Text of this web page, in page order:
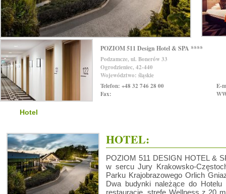
POZIOM 511 Design Hotel & SPA ****
Podzamcze, ul. Bonerów 33
Ogrodzieniec, 42-440
Województwo: śląskie
Telefon: +48 32 746 28 00
Fax:
E-
Hotel
HOTEL:
POZIOM 511 DESIGN HOTEL &
w sercu Jury Krakowsko-
Parku Krajobrazowego Orlich
Dwa budynki należące do
restaurację, strefę Wellness z 20